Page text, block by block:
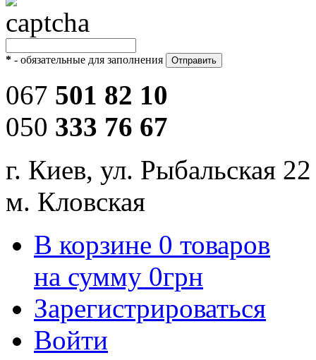
* - обязательные для заполнения
067 501 82 10
050 333 76 67
г. Киев, ул. Рыбальская 22
м. Кловская
В корзине 0 товаров
на сумму 0грн
Зарегистрироваться
Войти